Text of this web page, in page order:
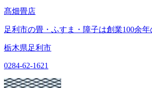
髙畑畳店
足利市の畳・ふすま・障子は創業100余年
栃木県足利市
0284-62-1621